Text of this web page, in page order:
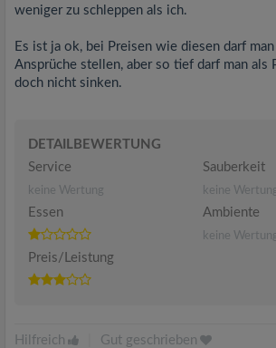
weniger zu schleppen als ich.
Es ist ja ok, bei Preisen wie diesen darf
Ansprüche stellen, aber so tief darf man als
doch nicht sinken.
DETAILBEWERTUNG
Service
keine Wertung
Sauberkeit
keine
Essen Ambiente
keine
Preis/Leistung
Hilfreich Gut geschrieben